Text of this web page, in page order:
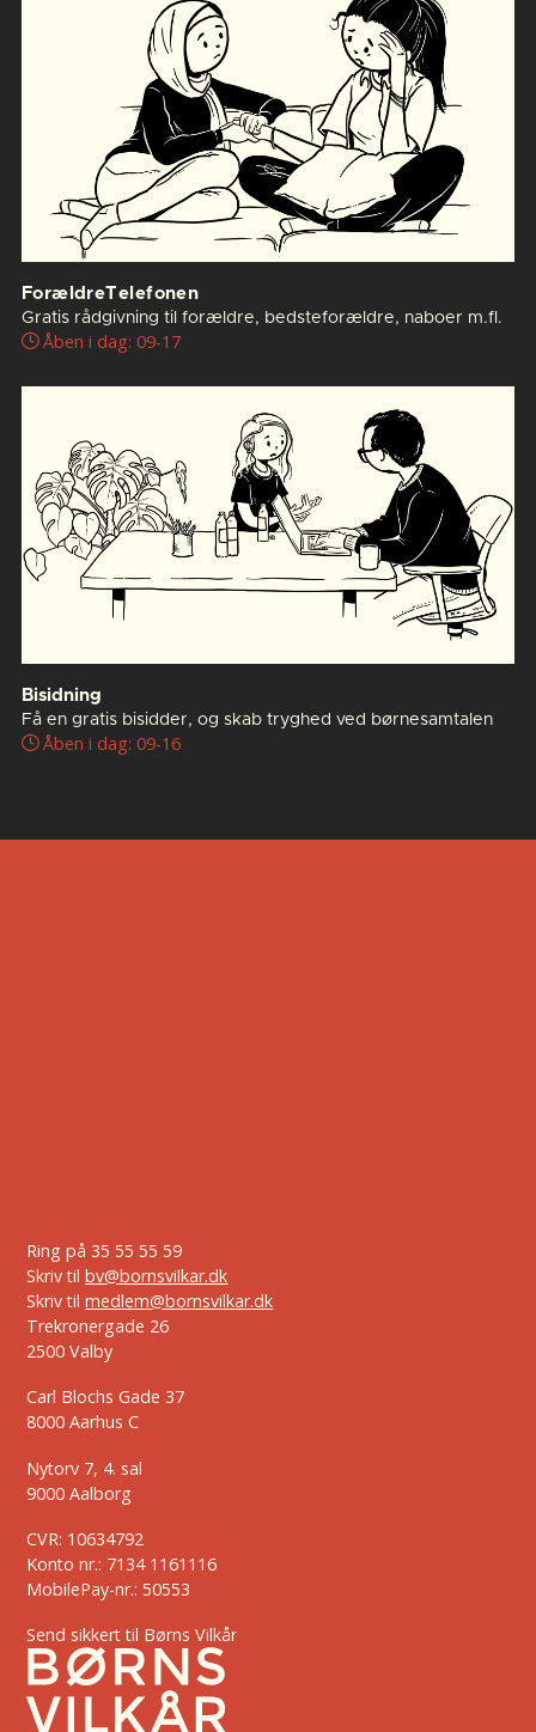
ForældreTelefonen
Gratis rådgivning til forældre, bedsteforældre, naboer m.fl.
Åben i dag: 09-17
Bisidning
Få en gratis bisidder, og skab tryghed ved børnesamtalen
Åben i dag: 09-16
Ring på 35 55 55 59
Skriv tilbv@bornsvilkar.dk
Skriv tilmedlem@bornsvilkar.dk
Trekronergade 26
2500 Valby
Carl Blochs Gade 37
8000 Aarhus C
Nytorv 7, 4. sal
9000 Aalborg
CVR: 10634792
Konto nr.: 7134 1161116
MobilePay-nr.: 50553
Send sikkert til Børns Vilkår